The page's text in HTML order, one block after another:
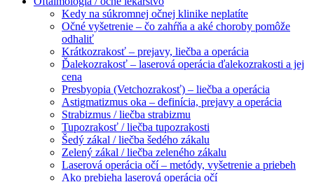
Kedy na súkromnej očnej klinike neplatíte
Očné vyšetrenie – čo zahŕňa a aké choroby pomôže
odhaliť
Krátkozrakosť – prejavy, liečba a operácia
Ďalekozrakosť – laserová operácia ďalekozrakosti a jej
cena
Presbyopia (Vetchozrakosť) – liečba a operácia
Astigmatizmus oka – definícia, prejavy a operácia
Strabizmus / liečba strabizmu
Tupozrakosť / liečba tupozrakosti
Šedý zákal / liečba šedého zákalu
Zelený zákal / liečba zeleného zákalu
Laserová operácia očí – metódy, vyšetrenie a priebeh
Ako prebieha laserová operácia očí